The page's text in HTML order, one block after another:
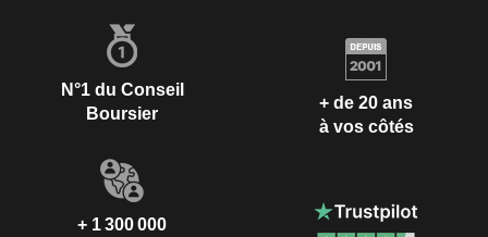
N°1 du Conseil
Boursier
+ de 20 ans
à vos côtés
+ 1 300 000